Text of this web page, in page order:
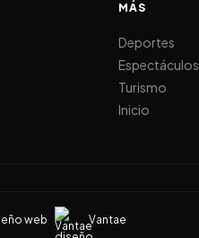
MÁS
Deportes
Espectáculos
Turismo
Inicio
web Vantae